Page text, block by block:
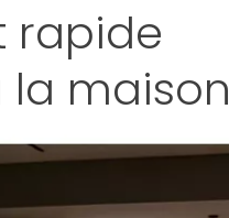
rapide
maison